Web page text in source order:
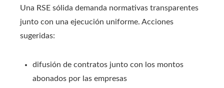
Una RSE sólida demanda normativas transparentes
junto con una ejecución uniforme. Acciones
sugeridas:
difusión de contratos junto con los montos
abonados por las empresas